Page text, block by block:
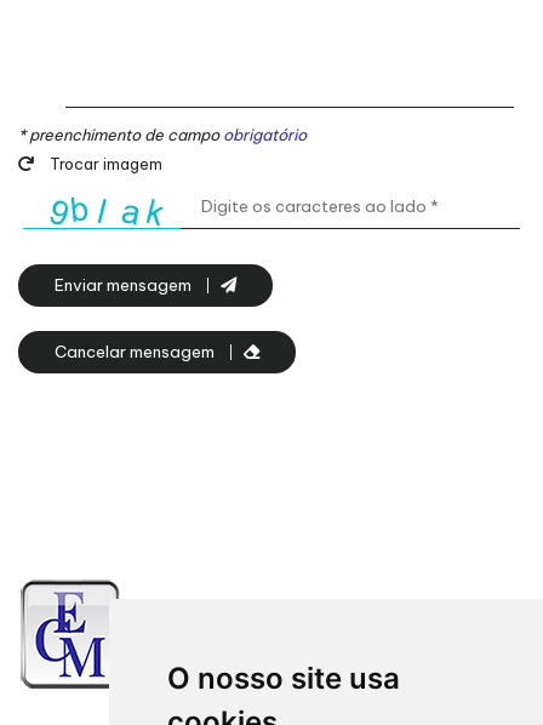
O nosso site usa
* preenchimento de campoobrigatório
Trocar imagem
Enviar mensagem
Cancelar mensagem